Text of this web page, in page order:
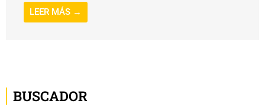
LEER MÁS →
BUSCADOR